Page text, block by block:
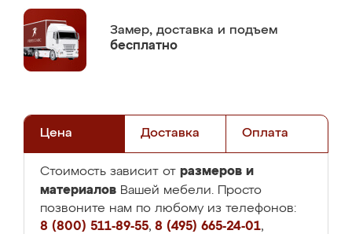
Замер, доставка и подъем
бесплатно
Цена Доставка Оплата
Стоимость зависит от размеров и
материалов Вашей мебели. Просто
позвоните нам по любому из телефонов:
8 (800) 511-89-55, 8 (495) 665-24-01,